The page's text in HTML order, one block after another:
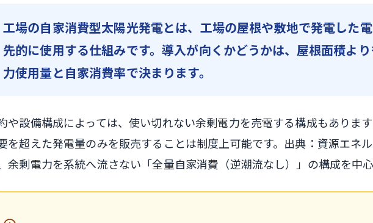
工場の自家消費型太陽光発電とは、工場の屋根や敷地で発電した
先的に使用する仕組みです。導入が向くかどうかは、屋根面積よ
力使用量と自家消費率で決まります。
や設備構成によっては、使い切れない余剰電力を売電する構成もありま
を超えた発電量のみを販売することは制度上可能です。出典：資源エネ
余剰電力を系統へ流さない「全量自家消費（逆潮流なし）」の構成を中